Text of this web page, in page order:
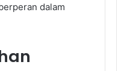
dalam